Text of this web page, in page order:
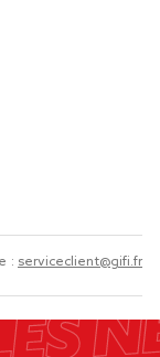
: serviceclient@gifi.fr